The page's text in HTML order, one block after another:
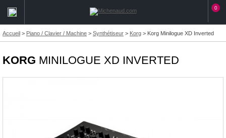
0
Accueil > Piano / Clavier / Machine > Synthétiseur > Korg > Korg Minilogue XD Inverted
KORG MINILOGUE XD INVERTED